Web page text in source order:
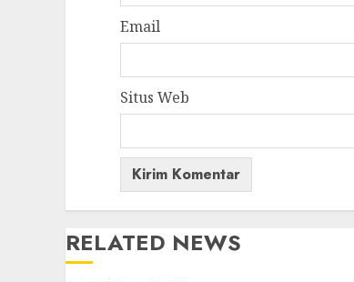
Email
Situs Web
RELATED NEWS